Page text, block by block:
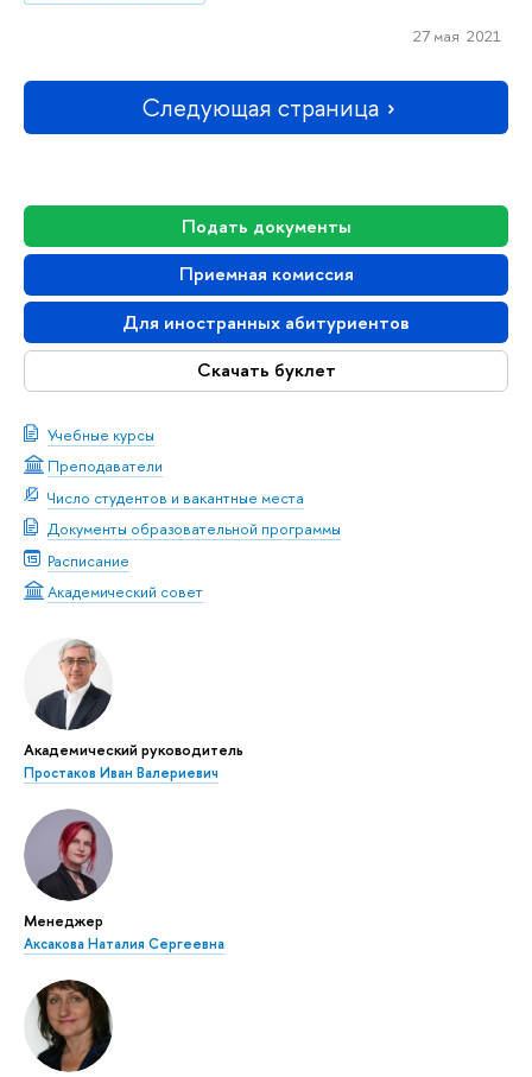
Подать документы
Приемная комиссия
Для иностранных абитуриентов
Скачать буклет
Учебные курсы
Преподаватели
Число студентов и вакантные места
Документы образовательной программы
Расписание
Академический совет
Академический руководитель
Простаков Иван Валериевич
Менеджер
Аксакова Наталия Сергеевна
27 мая 2021
Следующая страница